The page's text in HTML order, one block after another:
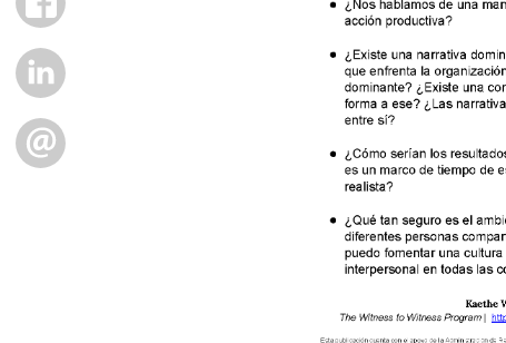
LINKEDIN
EMAIL